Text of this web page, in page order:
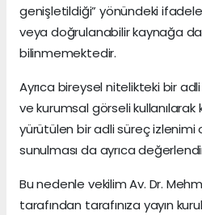
genişletildiği” yönündeki
veya doğrulanabilir kaynağa
bilinmemektedir.
Ayrıca bireysel nitelikteki bir
ve kurumsal görseli kullanılarak
yürütülen bir adli süreç izlenimi
sunulması da ayrıca
Bu nedenle vekilim Av. Dr.
tarafından tarafınıza yayın